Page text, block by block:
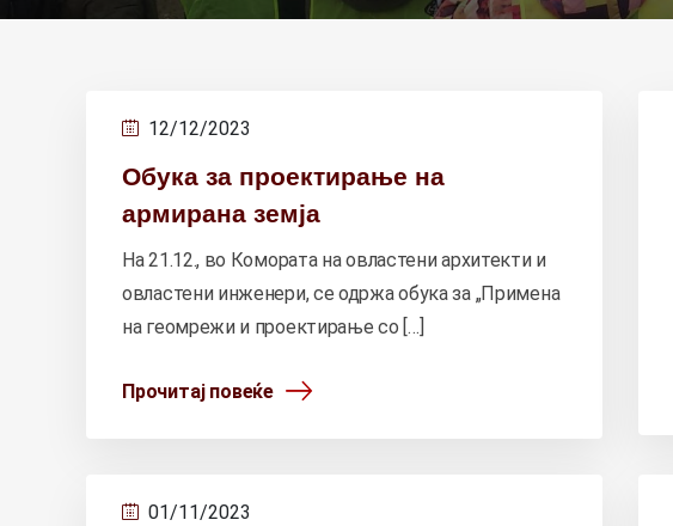
12/12/2023
Обука за проектирање на
армирана земја
На 21.12., во Комората на овластени архитекти и
овластени инженери, се одржа обука за „Примена
на геомрежи и проектирање со […]
Прочитај повеќе
01/11/2023